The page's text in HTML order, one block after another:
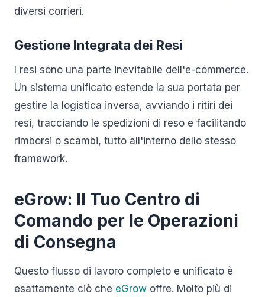
diversi corrieri.
Gestione Integrata dei Resi
I resi sono una parte inevitabile dell'e-commerce.
Un sistema unificato estende la sua portata per
gestire la logistica inversa, avviando i ritiri dei
resi, tracciando le spedizioni di reso e facilitando
rimborsi o scambi, tutto all'interno dello stesso
framework.
eGrow: Il Tuo Centro di
Comando per le Operazioni
di Consegna
Questo flusso di lavoro completo e unificato è
esattamente ciò che eGrow offre. Molto più di